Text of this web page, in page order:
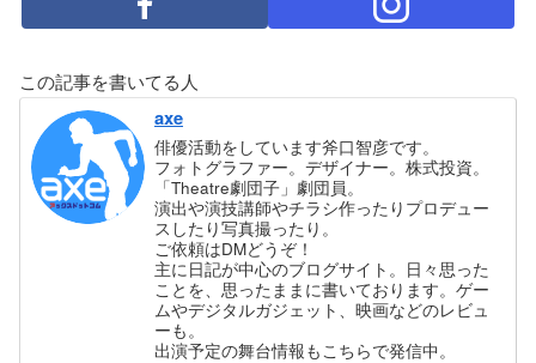
この記事を書いてる人
axe
俳優活動をしています斧口智彦です。
フォトグラファー。デザイナー。株式投資。
「Theatre劇団子」劇団員。
演出や演技講師やチラシ作ったりプロデュー
スしたり写真撮ったり。
ご依頼はDMどうぞ！
主に日記が中心のブログサイト。日々思った
ことを、思ったままに書いております。ゲー
ムやデジタルガジェット、映画などのレビュ
ーも。
出演予定の舞台情報もこちらで発信中。